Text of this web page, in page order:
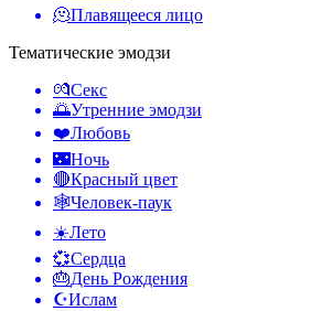
🫠Плавящееся лицо
Тематические эмодзи
💏Секс
🌅Утренние эмодзи
❤️Любовь
🌃Ночь
🔴Красный цвет
🕸️Человек-паук
☀️Лето
💞Сердца
🎂День Рождения
☪️Ислам